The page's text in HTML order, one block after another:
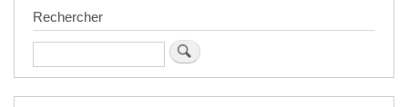
Rechercher